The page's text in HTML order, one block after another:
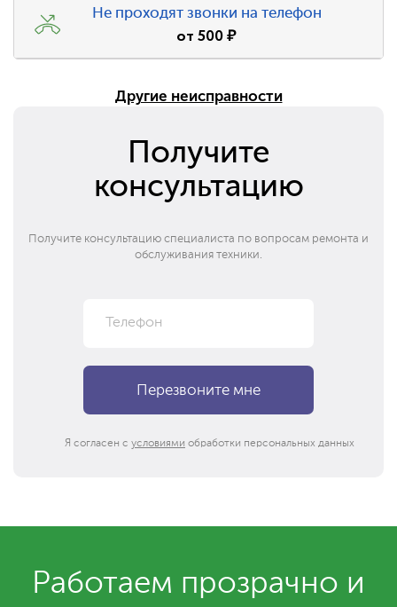
Не проходят звонки на телефон
от500₽
Другие неисправности
Получите
консультацию
Получите консультацию специалиста по вопросам ремонта и
обслуживания техники.
Я согласен с условиями обработки персональных данных
Работаем прозрачно и